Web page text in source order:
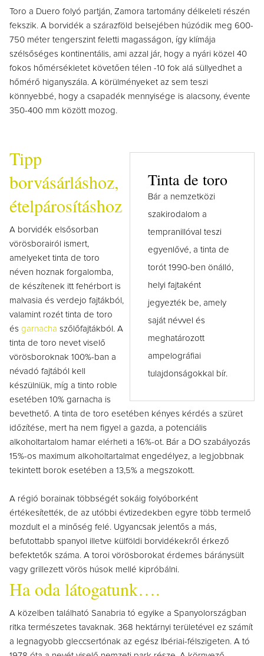
Toro a Duero folyó partján, Zamora tartomány délkeleti részén
fekszik. A borvidék a szárazföld belsejében húzódik meg 600-
750 méter tengerszint feletti magasságon, így klímája
szélsőséges kontinentális, ami azzal jár, hogy a nyári közel 40
fokos hőmérsékletet követően télen -10 fok alá süllyedhet a
hőmérő higanyszála. A körülményeket az sem teszi
könnyebbé, hogy a csapadék mennyisége is alacsony, évente
350-400 mm között mozog.
Tinta de toro
Bár a nemzetközi
szakirodalom a
tempranillóval teszi
egyenlővé, a tinta de
torót 1990-ben önálló,
helyi fajtaként
jegyezték be, amely
saját névvel és
meghatározott
ampelográfiai
tulajdonságokkal bír.
Tipp
borvásárláshoz,
ételpárosításhoz
A borvidék elsősorban
vörösborairól ismert,
amelyeket tinta de toro
néven hoznak forgalomba,
de készítenek itt fehérbort is
malvasia és verdejo fajtákból,
valamint rozét tinta de toro
és garnacha szőlőfajtákból. A
tinta de toro nevet viselő
vörösboroknak 100%-ban a
névadó fajtából kell
készülniük, míg a tinto roble
esetében 10% garnacha is
bevethető. A tinta de toro esetében kényes kérdés a szüret
időzítése, mert ha nem figyel a gazda, a potenciális
alkoholtartalom hamar elérheti a 16%-ot. Bár a DO szabályozás
15%-os maximum alkoholtartalmat engedélyez, a legjobbnak
tekintett borok esetében a 13,5% a megszokott.
A régió borainak többségét sokáig folyóborként
értékesítették, de az utóbbi évtizedekben egyre több termelő
mozdult el a minőség felé. Ugyancsak jelentős a más,
befutottabb spanyol illetve külföldi borvidékekről érkező
befektetők száma. A toroi vörösborokat érdemes báránysült
vagy grillezett vörös húsok mellé kipróbálni.
Ha oda látogatunk….
A közelben található Sanabria tó egyike a Spanyolországban
ritka természetes tavaknak. 368 hektárnyi területével ez számít
a legnagyobb gleccsertónak az egész Ibériai-félszigeten. A tó